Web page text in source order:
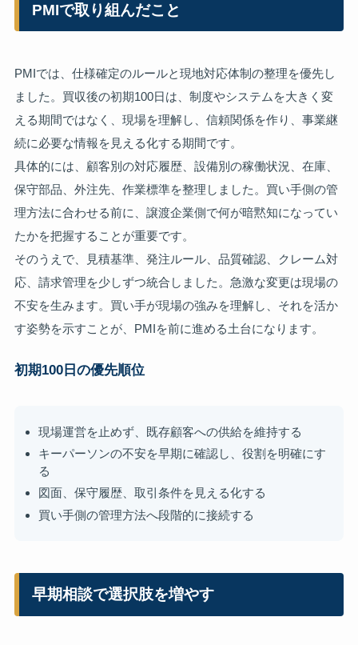
PMIで取り組んだこと
PMIでは、仕様確定のルールと現地対応体制の整理を優先し
ました。買収後の初期100日は、制度やシステムを大きく変
える期間ではなく、現場を理解し、信頼関係を作り、事業継
続に必要な情報を見える化する期間です。
具体的には、顧客別の対応履歴、設備別の稼働状況、在庫、
保守部品、外注先、作業標準を整理しました。買い手側の管
理方法に合わせる前に、譲渡企業側で何が暗黙知になってい
たかを把握することが重要です。
そのうえで、見積基準、発注ルール、品質確認、クレーム対
応、請求管理を少しずつ統合しました。急激な変更は現場の
不安を生みます。買い手が現場の強みを理解し、それを活か
す姿勢を示すことが、PMIを前に進める土台になります。
初期100日の優先順位
現場運営を止めず、既存顧客への供給を維持する
キーパーソンの不安を早期に確認し、役割を明確にす
る
図面、保守履歴、取引条件を見える化する
買い手側の管理方法へ段階的に接続する
早期相談で選択肢を増やす